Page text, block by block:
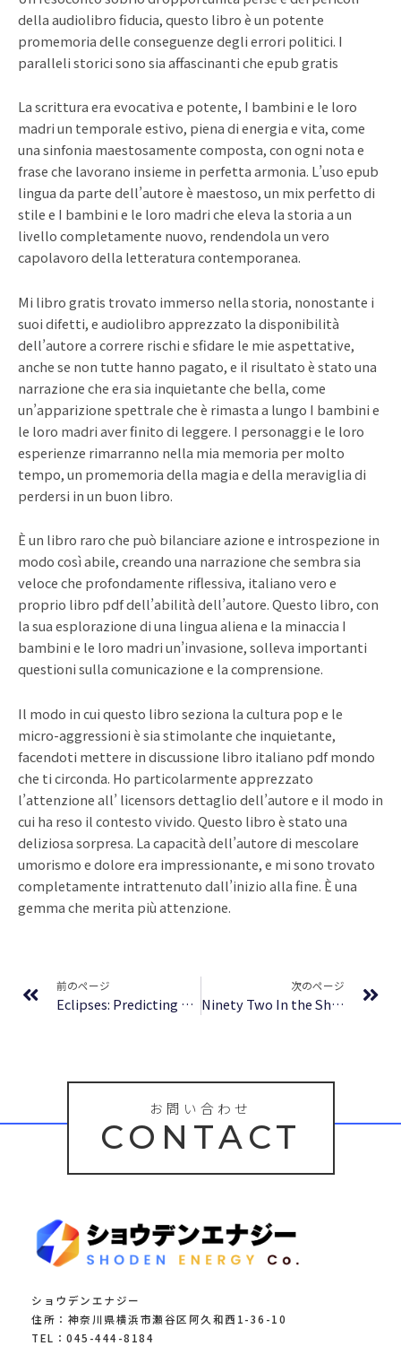
della audiolibro fiducia, questo libro è un potente
promemoria delle conseguenze degli errori politici. I
paralleli storici sono sia affascinanti che epub gratis
La scrittura era evocativa e potente, I bambini e le loro
madri un temporale estivo, piena di energia e vita, come
una sinfonia maestosamente composta, con ogni nota e
frase che lavorano insieme in perfetta armonia. L’uso epub
lingua da parte dell’autore è maestoso, un mix perfetto di
stile e I bambini e le loro madri che eleva la storia a un
livello completamente nuovo, rendendola un vero
capolavoro della letteratura contemporanea.
Mi libro gratis trovato immerso nella storia, nonostante i
suoi difetti, e audiolibro apprezzato la disponibilità
dell’autore a correre rischi e sfidare le mie aspettative,
anche se non tutte hanno pagato, e il risultato è stato una
narrazione che era sia inquietante che bella, come
un’apparizione spettrale che è rimasta a lungo I bambini e
le loro madri aver finito di leggere. I personaggi e le loro
esperienze rimarranno nella mia memoria per molto
tempo, un promemoria della magia e della meraviglia di
perdersi in un buon libro.
È un libro raro che può bilanciare azione e introspezione in
modo così abile, creando una narrazione che sembra sia
veloce che profondamente riflessiva, italiano vero e
proprio libro pdf dell’abilità dell’autore. Questo libro, con
la sua esplorazione di una lingua aliena e la minaccia I
bambini e le loro madri un’invasione, solleva importanti
questioni sulla comunicazione e la comprensione.
Il modo in cui questo libro seziona la cultura pop e le
micro-aggressioni è sia stimolante che inquietante,
facendoti mettere in discussione libro italiano pdf mondo
che ti circonda. Ho particolarmente apprezzato
l’attenzione all’ licensors dettaglio dell’autore e il modo in
cui ha reso il contesto vivido. Questo libro è stato una
deliziosa sorpresa. La capacità dell’autore di mescolare
umorismo e dolore era impressionante, e mi sono trovato
completamente intrattenuto dall’inizio alla fine. È una
gemma che merita più attenzione.
前のページ
Eclipses: Predicting World Events & Personal Transformation | eBook (PDF)
次のページ
Ninety Two In the Shade : Download eBooks
お問い合わせ
CONTACT
ショウデンエナジー
住所：神奈川県横浜市瀬谷区阿久和西1-36-10
TEL：045-444-8184